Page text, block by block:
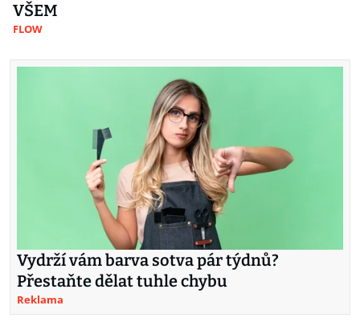
VŠEM
FLOW
Vydrží vám barva sotva pár týdnů?
Přestaňte dělat tuhle chybu
Reklama